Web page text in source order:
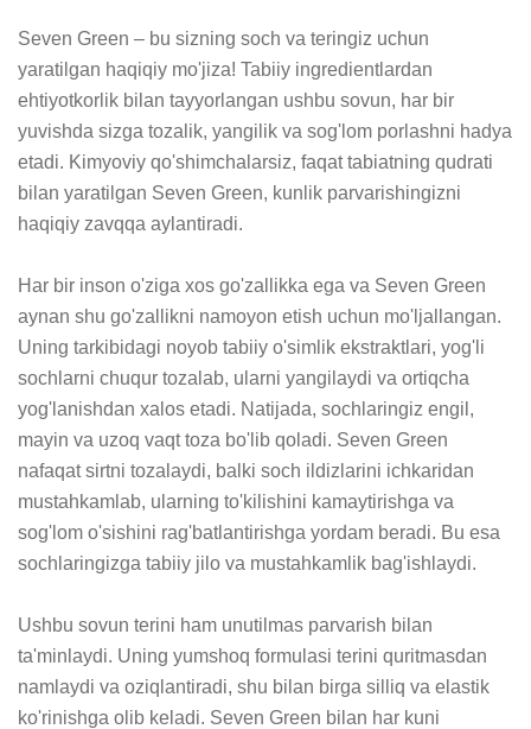
Seven Green – bu sizning soch va teringiz uchun
yaratilgan haqiqiy mo'jiza! Tabiiy ingredientlardan
ehtiyotkorlik bilan tayyorlangan ushbu sovun, har bir
yuvishda sizga tozalik, yangilik va sog'lom porlashni hadya
etadi. Kimyoviy qo'shimchalarsiz, faqat tabiatning qudrati
bilan yaratilgan Seven Green, kunlik parvarishingizni
haqiqiy zavqqa aylantiradi.
Har bir inson o'ziga xos go'zallikka ega va Seven Green
aynan shu go'zallikni namoyon etish uchun mo'ljallangan.
Uning tarkibidagi noyob tabiiy o'simlik ekstraktlari, yog'li
sochlarni chuqur tozalab, ularni yangilaydi va ortiqcha
yog'lanishdan xalos etadi. Natijada, sochlaringiz engil,
mayin va uzoq vaqt toza bo'lib qoladi. Seven Green
nafaqat sirtni tozalaydi, balki soch ildizlarini ichkaridan
mustahkamlab, ularning to'kilishini kamaytirishga va
sog'lom o'sishini rag'batlantirishga yordam beradi. Bu esa
sochlaringizga tabiiy jilo va mustahkamlik bag'ishlaydi.
Ushbu sovun terini ham unutilmas parvarish bilan
ta'minlaydi. Uning yumshoq formulasi terini quritmasdan
namlaydi va oziqlantiradi, shu bilan birga silliq va elastik
ko'rinishga olib keladi. Seven Green bilan har kuni